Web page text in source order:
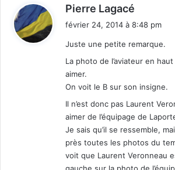
Pierre Lagacé
:
février 24, 2014 à 8:48 pm
Juste une petite remarque.
La photo de l’aviateur en
aimer.
On voit le B sur son insigne.
Il n’est donc pas Laurent
aimer de l’équipage de
Je sais qu’il se ressemble,
près toutes les photos du
voit que Laurent Veronneau
gauche sur la photo de